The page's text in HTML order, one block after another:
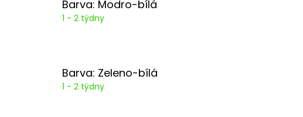
Barva: Modro-bílá
1 - 2 týdny
Barva: Zeleno-bílá
1 - 2 týdny